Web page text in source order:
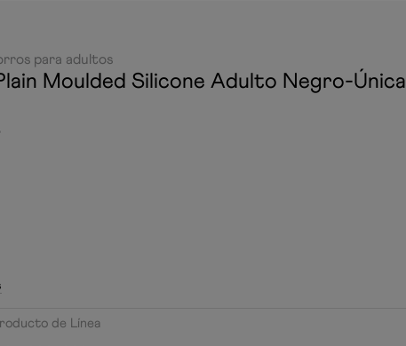
para adultos
Moulded Silicone Adulto Negro-Única
de Línea